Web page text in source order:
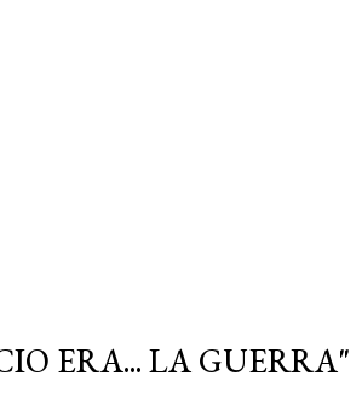
ERA... LA GUERRA"